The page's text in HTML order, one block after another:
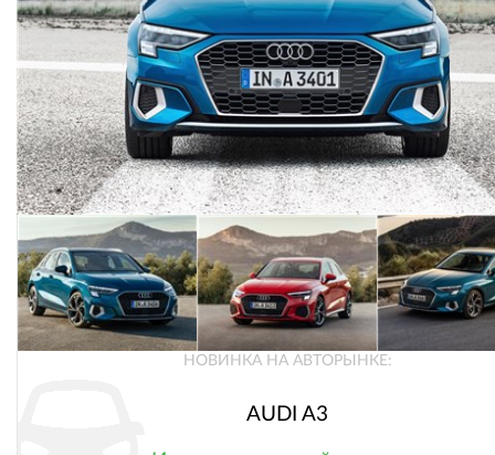
НОВИНКА НА АВТОРЫНКЕ:
AUDI A3